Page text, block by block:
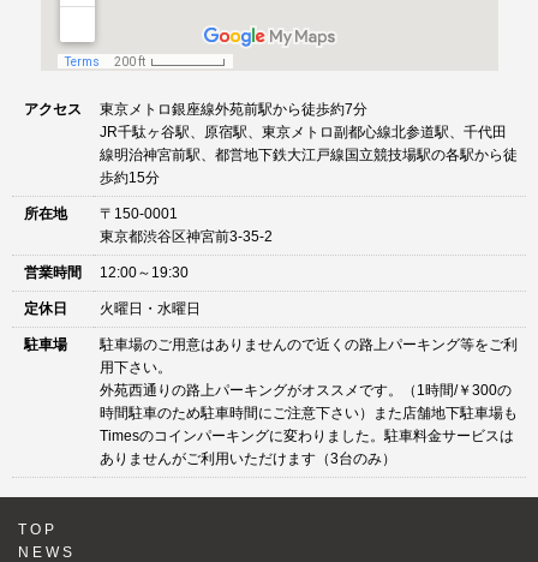
アクセス
東京メトロ銀座線外苑前駅から徒歩約7分
JR千駄ヶ谷駅、原宿駅、東京メトロ副都心線北参道駅、千代田
線明治神宮前駅、都営地下鉄大江戸線国立競技場駅の各駅から徒
歩約15分
所在地
〒150-0001
東京都渋谷区神宮前3-35-2
営業時間 12:00～19:30
定休日 火曜日・水曜日
駐車場
駐車場のご用意はありませんので近くの路上パーキング等をご利
用下さい。
外苑西通りの路上パーキングがオススメです。（1時間/￥300の
時間駐車のため駐車時間にご注意下さい）また店舗地下駐車場も
Timesのコインパーキングに変わりました。駐車料金サービスは
ありませんがご利用いただけます（3台のみ）
TOP
NEWS